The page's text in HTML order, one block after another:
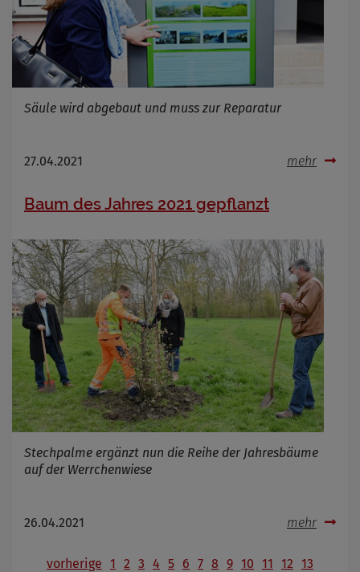
Säule wird abgebaut und muss zur Reparatur
27.04.2021 mehr
Baum des Jahres 2021 gepflanzt
Stechpalme ergänzt nun die Reihe der Jahresbäume
auf der Werrchenwiese
26.04.2021 mehr
vorherige 1 2 3 4 5 6 7 8 9 10 11 12 13